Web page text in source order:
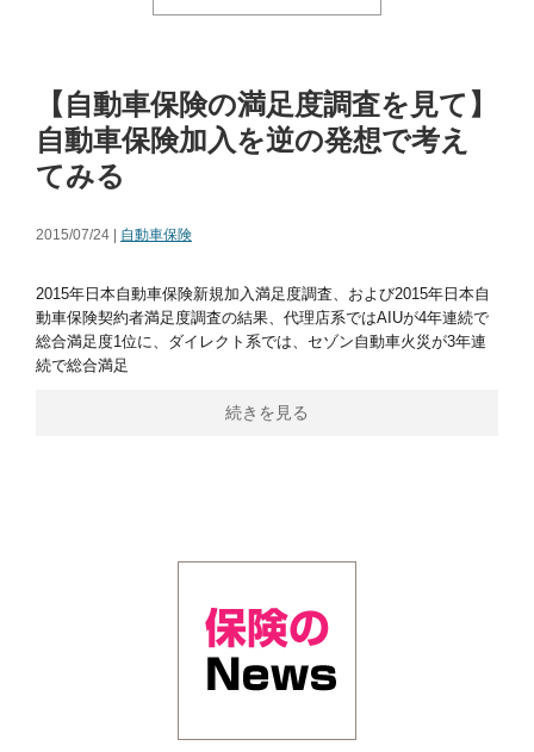
【自動車保険の満足度調査を見て】
自動車保険加入を逆の発想で考え
てみる
2015/07/24 | 自動車保険
2015年日本自動車保険新規加入満足度調査、および2015年日本自
動車保険契約者満足度調査の結果、代理店系ではAIUが4年連続で
総合満足度1位に、ダイレクト系では、セゾン自動車火災が3年連
続で総合満足
続きを見る